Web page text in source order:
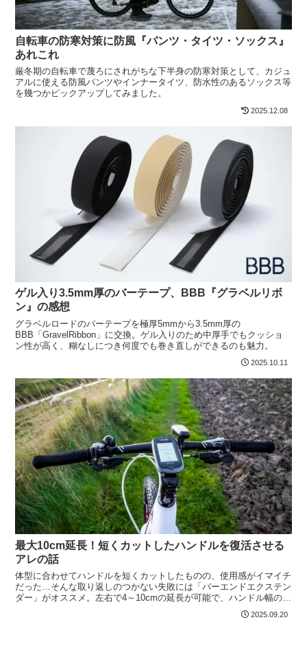
自転車の防寒対策に防風『パンツ・タイツ・ソックス』
あれこれ
厳冬期の自転車で蔑ろにされがちな下半身の防寒対策として、カジュ
アルに使える防風パンツやインナータイツ、防水性のあるソックス等
を幾つかピックアップしてみました。
2025.12.08
ゲル入り3.5mm厚のバーテープ、BBB『グラベルリボ
ン』の感想
グラベルロードのバーテープを極厚5mmから3.5mm厚の
BBB「GravelRibbon」に交換。ゲル入りのため中厚手でもクッショ
ン性が高く、糊なしにつき何度でも巻き直しができるのも魅力。
2025.10.11
最大10cm延長！短くカットしたハンドルを復活させる
アレの話
体型に合わせてハンドルを短くカットしたものの、使用感がイマイチ
だった…そんな取り返しのつかない失敗には「バーエンドエクステン
ダー」がオススメ。左右で4～10cmの延長が可能で、ハンドル幅の狭
2025.09.20